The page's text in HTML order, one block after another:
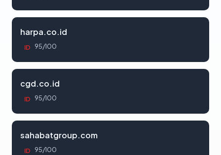
harpa.co.id
ID 95/100
cgd.co.id
ID 95/100
sahabatgroup.com
ID 95/100